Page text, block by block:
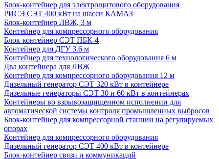
Блок-контейнер для электрощитового оборудования
РИСЭ СЭТ 400 кВт на шасси КАМАЗ
Блок-контейнер ЛВЖ, 3 м
Контейнер для компрессорного оборудования
Блок-контейнер СЭТ ПБК-4
Контейнер для ДГУ 3.6 м
Контейнер для технологического оборудования 6 м
Два контейнера для ЛВЖ
Контейнер для компрессорного оборудования 12 м
Дизельный генератор СЭТ 320 кВт в контейнере
Дизельные генераторы СЭТ 30 и 60 кВт в контейнерах
Контейнеры во взрывозащищенном исполнении для
автоматической системы контроля промышленных выбросов
Блок-контейнер для компрессорной станции на регулируемых
опорах
Контейнер для компрессорного оборудования
Дизельный генератор СЭТ 400 кВт в контейнере
Блок-контейнер связи и коммуникаций